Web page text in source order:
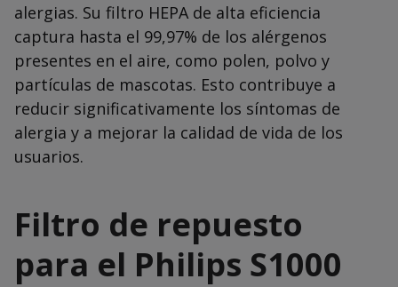
alergias. Su filtro HEPA de alta eficiencia
captura hasta el 99,97% de los alérgenos
presentes en el aire, como polen, polvo y
partículas de mascotas. Esto contribuye a
reducir significativamente los síntomas de
alergia y a mejorar la calidad de vida de los
usuarios.
Filtro de repuesto
para el Philips S1000